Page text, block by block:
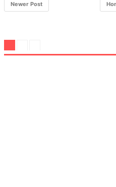
Newer Post